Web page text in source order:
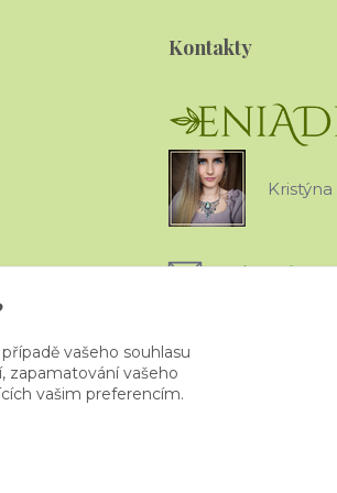
Kontakty
vašeho souhlasu
zapamatování vašeho
vašim preferencím.